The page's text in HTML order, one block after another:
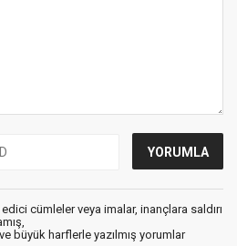
cümleler veya imalar, inançlara saldırı
büyük harflerle yazılmış yorumlar